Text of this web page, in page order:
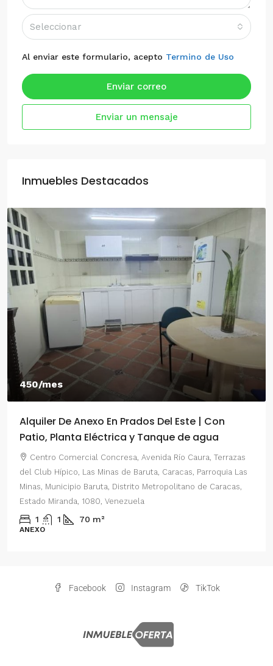
Seleccionar
Al enviar este formulario, acepto Termino de Uso
Enviar correo
Enviar un mensaje
Inmuebles Destacados
450/mes
Alquiler De Anexo En Prados Del Este | Con
Patio, Planta Eléctrica y Tanque de agua
Centro Comercial Concresa, Avenida Río Caura, Terrazas
del Club Hípico, Las Minas de Baruta, Caracas, Parroquia Las
Minas, Municipio Baruta, Distrito Metropolitano de Caracas,
Estado Miranda, 1080, Venezuela
1 1 70 m²
ANEXO
Facebook Instagram TikTok